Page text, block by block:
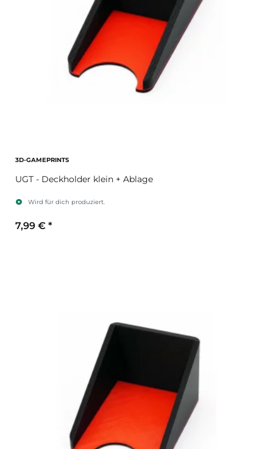
3D-GAMEPRINTS
UGT - Deckholder klein + Ablage
Wird für dich produziert.
7,99 € *